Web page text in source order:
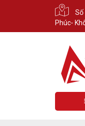
Số
Phúc-